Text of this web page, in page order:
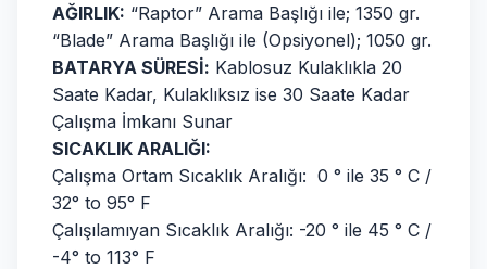
AĞIRLIK: “Raptor” Arama Başlığı ile; 1350 gr.
“Blade” Arama Başlığı ile (Opsiyonel); 1050 gr.
BATARYA SÜRESİ: Kablosuz Kulaklıkla 20
Saate Kadar, Kulaklıksız ise 30 Saate Kadar
Çalışma İmkanı Sunar
SICAKLIK ARALIĞI:
Çalışma Ortam Sıcaklık Aralığı: 0 ° ile 35 ° C /
32° to 95° F
Çalışılamıyan Sıcaklık Aralığı: -20 ° ile 45 ° C /
-4° to 113° F